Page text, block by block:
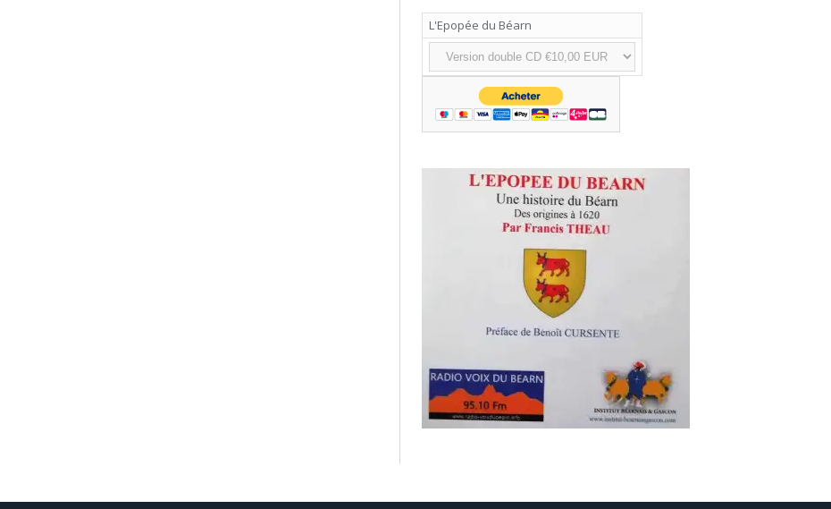
L'Epopée du Béarn